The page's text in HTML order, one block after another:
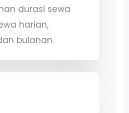
durasi sewa
harian,
bulanan.